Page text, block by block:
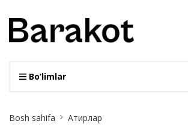
Bo‘limlar
Breadcrumb
Bosh sahifa Атирлар